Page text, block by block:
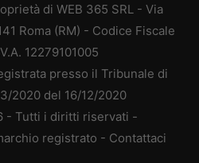
di WEB 365 SRL - Via
Roma (RM) - Codice Fiscale
12279101005
presso il Tribunale di
2020 del 16/12/2020
- Tutti i diritti riservati -
registrato - Contattaci